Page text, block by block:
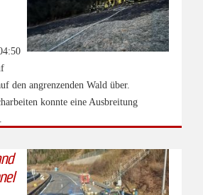
den angrenzenden Wald über.
konnte eine Ausbreitung